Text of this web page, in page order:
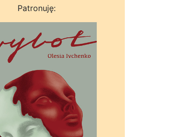
Patronuję: